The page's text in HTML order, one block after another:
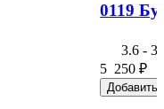
0119
3.6 -
5 250₽
Добавить